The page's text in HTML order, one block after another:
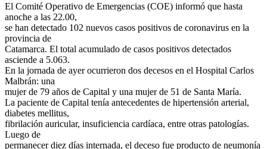
El Comité Operativo de Emergencias (COE) informó que hasta
anoche a las 22.00,
se han detectado 102 nuevos casos positivos de coronavirus en la
provincia de
Catamarca. El total acumulado de casos positivos detectados
asciende a 5.063.
En la jornada de ayer ocurrieron dos decesos en el Hospital Carlos
Malbrán: una
mujer de 79 años de Capital y una mujer de 51 de Santa María.
La paciente de Capital tenía antecedentes de hipertensión arterial,
diabetes mellitus,
fibrilación auricular, insuficiencia cardíaca, entre otras patologías.
Luego de
permanecer diez días internada, el deceso fue producto de neumonía